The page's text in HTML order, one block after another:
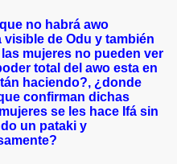
no habrá awo
de Odu y también
mujeres no pueden ver
total del awo esta en
haciendo?, ¿donde
confirman dichas
se les hace Ifá sin
un pataki y